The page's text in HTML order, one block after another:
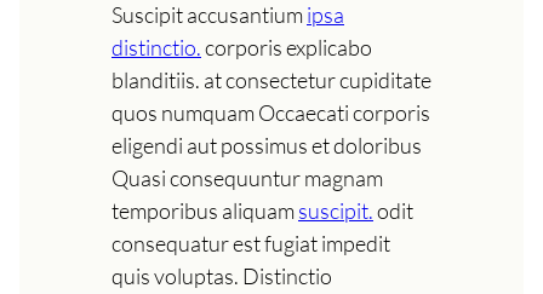
Suscipit accusantiumipsa
distinctio.corporis explicabo
blanditiis. at consectetur cupiditate
quos numquam Occaecati corporis
eligendi aut possimus et doloribus
Quasi consequuntur magnam
temporibus aliquamsuscipit.odit
consequatur est fugiat impedit
quis voluptas. Distinctio